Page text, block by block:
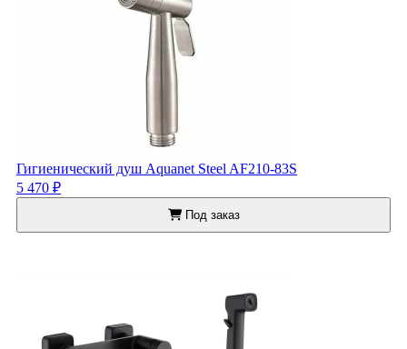
Гигиенический душ Aquanet Steel AF210-83S
5 470 ₽
Под заказ